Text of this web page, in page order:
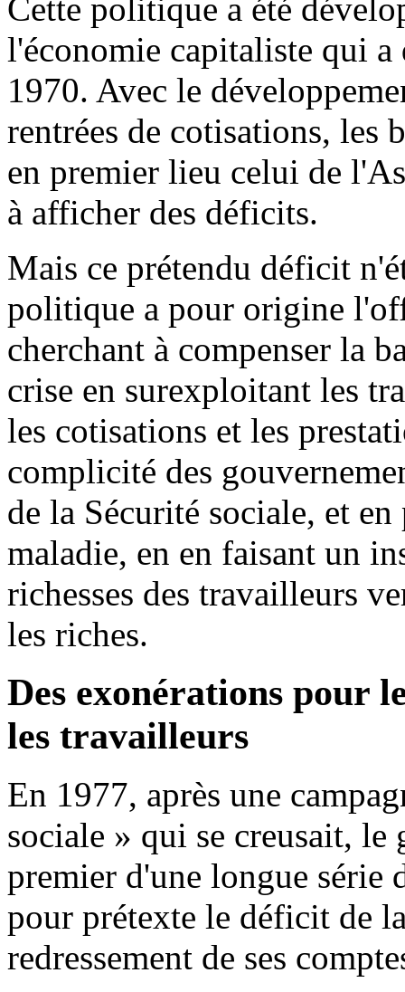
Cette politique a été
l'économie capitaliste qui a
1970. Avec le
rentrées de cotisations, les
en premier lieu celui de
à afficher des déficits.
Mais ce prétendu déficit
politique a pour origine
cherchant à compenser la
crise en surexploitant les
les cotisations et les
complicité des
de la Sécurité sociale, et
maladie, en en faisant un
richesses des travailleurs
les riches.
Des exonérations pour
les travailleurs
En 1977, après une
sociale » qui se creusait, le
premier d'une longue série
pour prétexte le déficit de
redressement de ses